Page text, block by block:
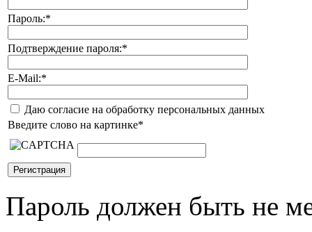
Пароль:*
Подтверждение пароля:*
E-Mail:*
Даю согласие на обработку персональных данных
Введите слово на картинке*
Пароль должен быть не